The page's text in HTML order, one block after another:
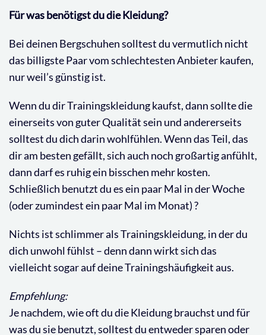
Für was benötigst du die Kleidung?
Bei deinen Bergschuhen solltest du vermutlich nicht
das billigste Paar vom schlechtesten Anbieter kaufen,
nur weil’s günstig ist.
Wenn du dir Trainingskleidung kaufst, dann sollte die
einerseits von guter Qualität sein und andererseits
solltest du dich darin wohlfühlen. Wenn das Teil, das
dir am besten gefällt, sich auch noch großartig anfühlt,
dann darf es ruhig ein bisschen mehr kosten.
Schließlich benutzt du es ein paar Mal in der Woche
(oder zumindest ein paar Mal im Monat) ?
Nichts ist schlimmer als Trainingskleidung, in der du
dich unwohl fühlst – denn dann wirkt sich das
vielleicht sogar auf deine Trainingshäufigkeit aus.
Empfehlung:
Je nachdem, wie oft du die Kleidung brauchst und für
was du sie benutzt, solltest du entweder sparen oder